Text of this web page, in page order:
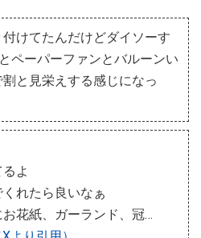
けてたんだけどダイソーす
ペーパーファンとバルーンい
と見栄えする感じになっ
よ
れたら良いなぁ
花紙、ガーランド、冠…